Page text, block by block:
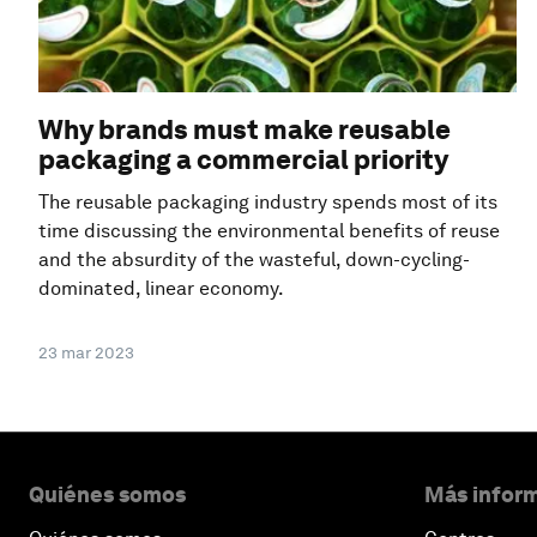
Why brands must make reusable
packaging a commercial priority
The reusable packaging industry spends most of its
time discussing the environmental benefits of reuse
and the absurdity of the wasteful, down-cycling-
dominated, linear economy.
23 mar 2023
Quiénes somos Más